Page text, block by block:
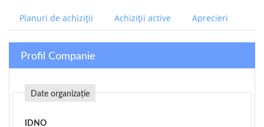
Planuri de achiziții Achiziții active Aprecieri
Profil Companie
Date organizație
IDNO